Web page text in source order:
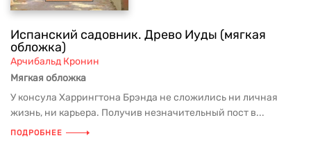
Испанский садовник. Древо Иуды (мягкая
обложка)
Арчибальд Кронин
Мягкая обложка
У консула Харрингтона Брэнда не сложились ни личная
жизнь, ни карьера. Получив незначительный пост в...
ПОДРОБНЕЕ